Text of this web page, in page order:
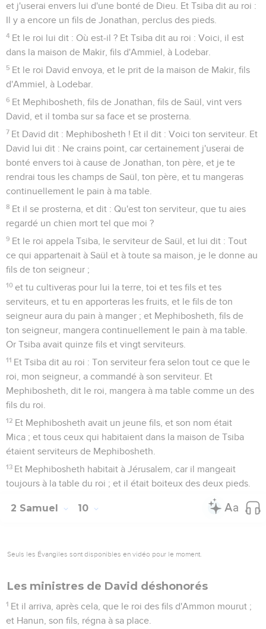
et j'userai envers lui d'une bonté de Dieu. Et Tsiba dit au roi :
Il y a encore un fils de Jonathan, perclus des pieds.
4 Et le roi lui dit : Où est-il ? Et Tsiba dit au roi : Voici, il est
dans la maison de Makir, fils d'Ammiel, à Lodebar.
5 Et le roi David envoya, et le prit de la maison de Makir, fils
d'Ammiel, à Lodebar.
6 Et Mephibosheth, fils de Jonathan, fils de Saül, vint vers
David, et il tomba sur sa face et se prosterna.
7 Et David dit : Mephibosheth ! Et il dit : Voici ton serviteur. Et
David lui dit : Ne crains point, car certainement j'userai de
bonté envers toi à cause de Jonathan, ton père, et je te
rendrai tous les champs de Saül, ton père, et tu mangeras
continuellement le pain à ma table.
8 Et il se prosterna, et dit : Qu'est ton serviteur, que tu aies
regardé un chien mort tel que moi ?
9 Et le roi appela Tsiba, le serviteur de Saül, et lui dit : Tout
ce qui appartenait à Saül et à toute sa maison, je le donne au
fils de ton seigneur ;
10 et tu cultiveras pour lui la terre, toi et tes fils et tes
serviteurs, et tu en apporteras les fruits, et le fils de ton
seigneur aura du pain à manger ; et Mephibosheth, fils de
ton seigneur, mangera continuellement le pain à ma table.
Or Tsiba avait quinze fils et vingt serviteurs.
11 Et Tsiba dit au roi : Ton serviteur fera selon tout ce que le
roi, mon seigneur, a commandé à son serviteur. Et
Mephibosheth, dit le roi, mangera à ma table comme un des
fils du roi.
12 Et Mephibosheth avait un jeune fils, et son nom était
Mica ; et tous ceux qui habitaient dans la maison de Tsiba
étaient serviteurs de Mephibosheth.
13 Et Mephibosheth habitait à Jérusalem, car il mangeait
toujours à la table du roi ; et il était boiteux des deux pieds.
2 Samuel 10
Seuls les Évangiles sont disponibles en vidéo pour le moment.
Les ministres de David déshonorés
1 Et il arriva, après cela, que le roi des fils d'Ammon mourut ;
et Hanun, son fils, régna à sa place.